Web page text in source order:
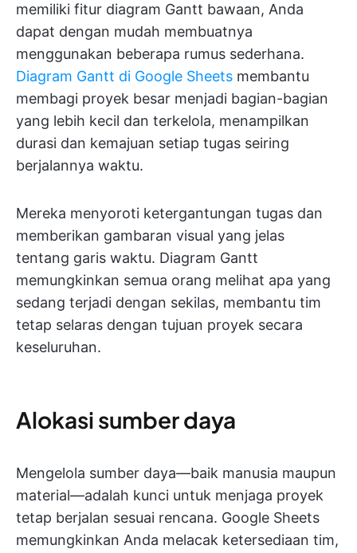
memiliki fitur diagram Gantt bawaan, Anda
dapat dengan mudah membuatnya
menggunakan beberapa rumus sederhana.
Diagram Gantt di Google Sheets membantu
membagi proyek besar menjadi bagian-bagian
yang lebih kecil dan terkelola, menampilkan
durasi dan kemajuan setiap tugas seiring
berjalannya waktu.
Mereka menyoroti ketergantungan tugas dan
memberikan gambaran visual yang jelas
tentang garis waktu. Diagram Gantt
memungkinkan semua orang melihat apa yang
sedang terjadi dengan sekilas, membantu tim
tetap selaras dengan tujuan proyek secara
keseluruhan.
Alokasi sumber daya
Mengelola sumber daya—baik manusia maupun
material—adalah kunci untuk menjaga proyek
tetap berjalan sesuai rencana. Google Sheets
memungkinkan Anda melacak ketersediaan tim,